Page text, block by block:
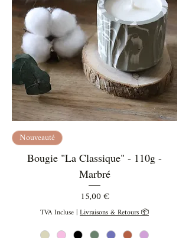
Nouveauté
Bougie "La Classique" - 110g -
Marbré
Prix
15,00 €
TVA Incluse|Livraisons & Retours 📦